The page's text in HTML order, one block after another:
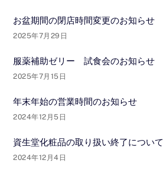
お盆期間の閉店時間変更のお知らせ
2025年7月29日
服薬補助ゼリー 試食会のお知らせ
2025年7月15日
年末年始の営業時間のお知らせ
2024年12月5日
資生堂化粧品の取り扱い終了について
2024年12月4日